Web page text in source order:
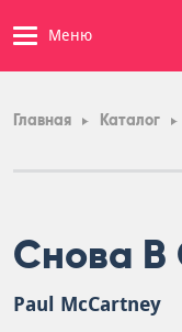
Меню
Главная Каталог
Снова
Paul McCartney